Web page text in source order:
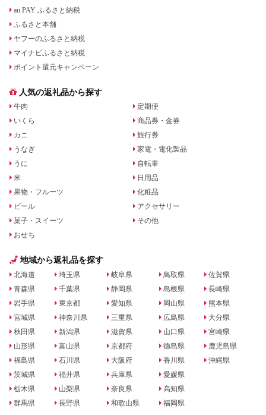
au PAY ふるさと納税
ふるさと本舗
ヤフーのふるさと納税
マイナビふるさと納税
ポイント還元キャンペーン
人気の返礼品から探す
牛肉
いくら
カニ
うなぎ
うに
米
果物・フルーツ
ビール
菓子・スイーツ
おせち
定期便
商品券・金券
旅行券
家電・電化製品
自転車
日用品
化粧品
アクセサリー
その他
地域から返礼品を探す
北海道
青森県
岩手県
宮城県
秋田県
山形県
福島県
茨城県
栃木県
群馬県
埼玉県
千葉県
東京都
神奈川県
新潟県
富山県
石川県
福井県
山梨県
長野県
岐阜県
静岡県
愛知県
三重県
滋賀県
京都府
大阪府
兵庫県
奈良県
和歌山県
鳥取県
島根県
岡山県
広島県
山口県
徳島県
香川県
愛媛県
高知県
福岡県
佐賀県
長崎県
熊本県
大分県
宮崎県
鹿児島県
沖縄県